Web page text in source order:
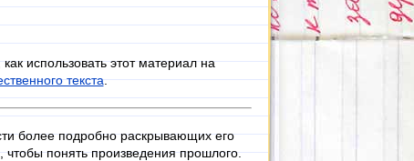
использовать этот материал на
текста.
более подробно раскрывающих его
понять произведения прошлого.